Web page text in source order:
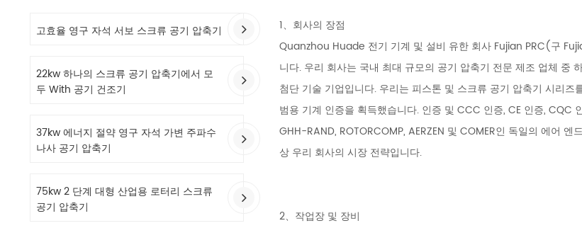
고효율 영구 자석 서보 스크류 공기 압축기
22kw 하나의 스크류 공기 압축기에서 모
두 With 공기 건조기
37kw 에너지 절약 영구 자석 가변 주파수
나사 공기 압축기
75kw 2 단계 대형 산업용 로터리 스크류
공기 압축기
1、회사의 장점
Quanzhou Huade 전기 기계 및 설비 유한 회사 Fujian PRC(구
니다. 우리 회사는 국내 최대 규모의 공기 압축기 전문 제조 업체 중
첨단 기술 기업입니다. 우리는 피스톤 및 스크류 공기 압축기 시리
범용 기계 인증을 획득했습니다. 인증 및 CCC 인증, CE 인증, CQC
GHH-RAND, ROTORCOMP, AERZEN 및 COMER인 독일의 에어
상 우리 회사의 시장 전략입니다.
2、작업장 및 장비